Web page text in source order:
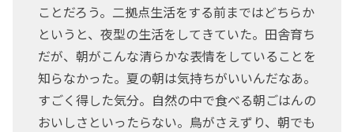
ことだろう。二拠点生活をする前まではどちらか
というと、夜型の生活をしてきていた。田舎育ち
だが、朝がこんな清らかな表情をしていることを
知らなかった。夏の朝は気持ちがいいんだなあ。
すごく得した気分。自然の中で食べる朝ごはんの
おいしさといったらない。鳥がさえずり、朝でも